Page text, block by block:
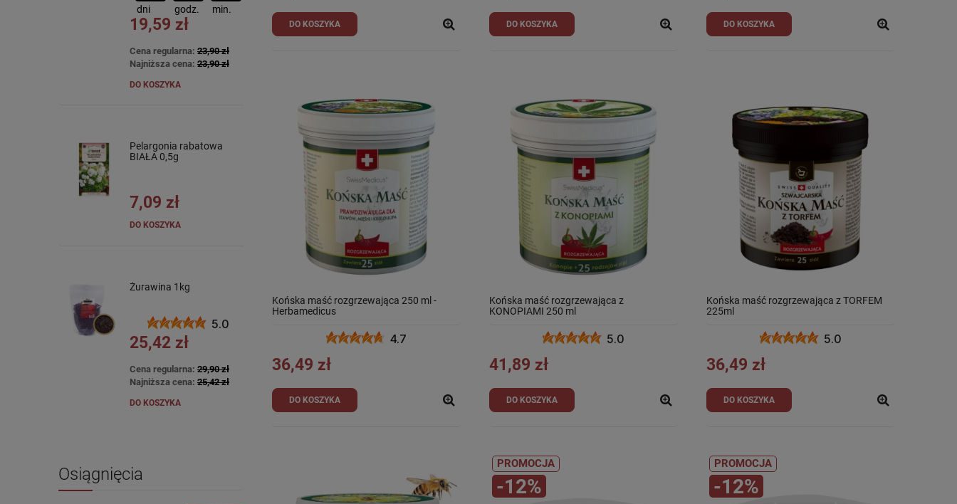
dni
godz.
min.
19,59 zł
Cena regularna: 23,90 zł
Najniższa cena: 23,90 zł
DO KOSZYKA
Pelargonia rabatowa
BIAŁA 0,5g
7,09 zł
DO KOSZYKA
Żurawina 1kg
5.0
25,42 zł
Cena regularna: 29,90 zł
Najniższa cena: 25,42 zł
DO KOSZYKA
Osiągnięcia
DO KOSZYKA DO KOSZYKA DO KOSZYKA
Końska maść rozgrzewająca 250 ml -
Herbamedicus
4.7
36,49 zł
DO KOSZYKA
Końska maść rozgrzewająca z
KONOPIAMI 250 ml
5.0
41,89 zł
DO KOSZYKA
Końska maść rozgrzewająca z TORFEM
225ml
5.0
36,49 zł
DO KOSZYKA
PROMOCJA
-12%
PROMOCJA
-12%